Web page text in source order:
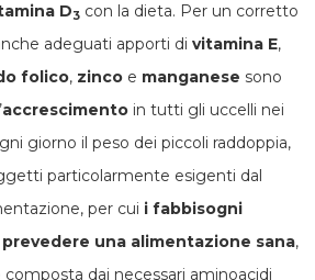
D3 con la dieta. Per un corretto
adeguati apporti di vitamina E,
folico, zinco e manganese sono
accrescimento in tutti gli uccelli nei
giorno il peso dei piccoli raddoppia,
particolarmente esigenti dal
per cui i fabbisogni
una alimentazione sana,
composta dai necessari aminoacidi